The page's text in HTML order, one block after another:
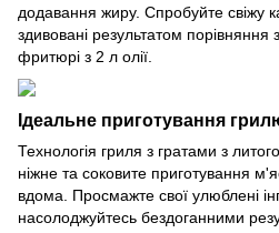
додавання жиру. Спробуйте свіжу
здивовані результатом
фритюрі з 2 л олії.
Ідеальне приготування
Технологія гриля з гратами з
ніжне та соковите приготування
вдома. Просмажте свої улюблені
насолоджуйтесь бездоганними